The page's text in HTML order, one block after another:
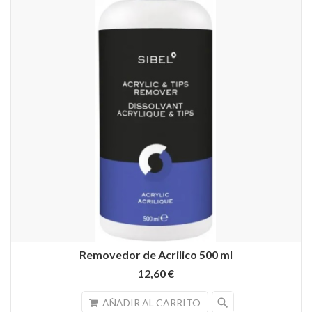
Removedor de Acrilico 500 ml
12,60 €
AÑADIR AL CARRITO search